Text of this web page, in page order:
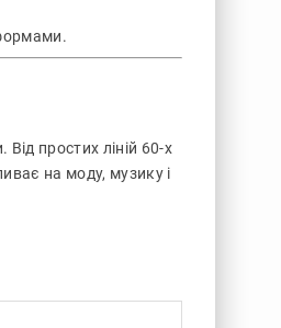
простих ліній 60-х
на моду, музику і